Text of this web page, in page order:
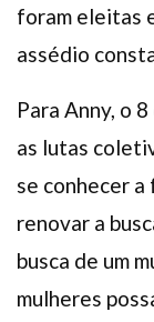
foram eleitas
assédio
Para Anny, o
as lutas
se conhecer
renovar a
busca de um
mulheres